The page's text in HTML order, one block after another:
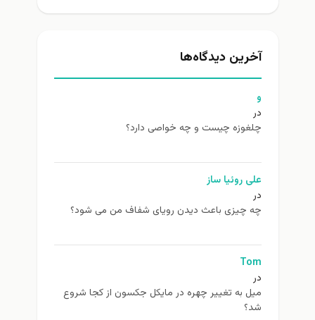
آخرین دیدگاه‌ها
و
در
چلغوزه چیست و چه خواصی دارد؟
علی روئیا ساز
در
چه چیزی باعث دیدن رویای شفاف من می شود؟
Tom
در
ميل به تغيير چهره در مایکل جکسون از كجا شروع
شد؟